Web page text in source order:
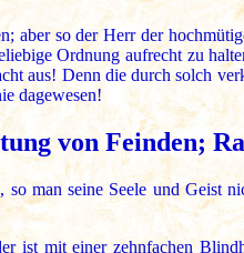
so der Herr der
Ordnung aufrecht zu
aus! Denn die durch solch
dagewesen!
von Feinden;
man seine Seele und Geist
ist mit einer zehnfachen